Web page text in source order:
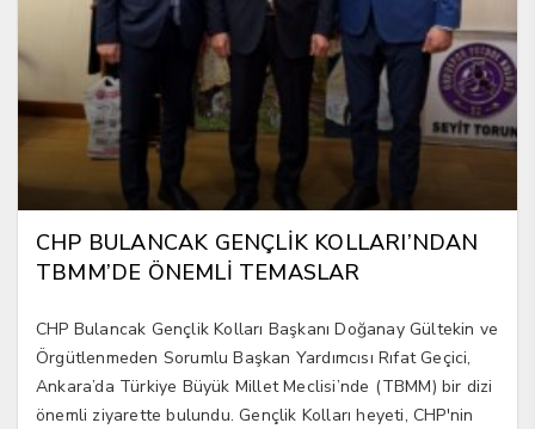
CHP BULANCAK GENÇLİK KOLLARI’NDAN
TBMM’DE ÖNEMLİ TEMASLAR
CHP Bulancak Gençlik Kolları Başkanı Doğanay Gültekin ve
Örgütlenmeden Sorumlu Başkan Yardımcısı Rıfat Geçici,
Ankara’da Türkiye Büyük Millet Meclisi’nde (TBMM) bir dizi
önemli ziyarette bulundu. Gençlik Kolları heyeti, CHP'nin